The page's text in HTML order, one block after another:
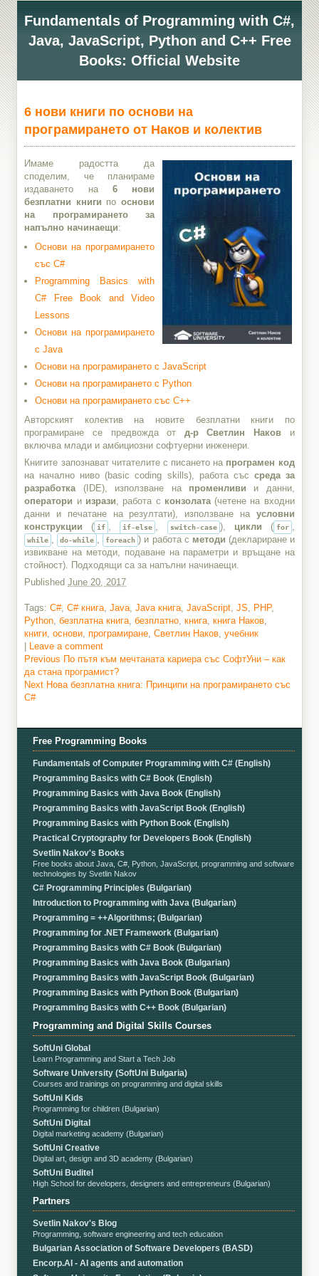
Fundamentals of Programming with C#,
Java, JavaScript, Python and C++ Free
Books: Official Website
6 нови книги по основи на
програмирането от Наков и колектив
Имаме радостта да
споделим, че планираме
издаването на 6 нови
безплатни книги пооснови
на програмирането за
напълно начинаещи:
Основи на програмирането
със C#
Programming Basics with
C# Free Book and Video
Lessons
Основи на програмирането
с Java
Основи на програмирането с JavaScript
Основи на програмирането с Python
Основи на програмирането със C++
Авторският колектив на новите безплатни книги по
програмиране се предвожда от д-р Светлин Наков и
включва млади и амбициозни софтуерни инженери.
Книгите запознават читателите с писането на програмен код
на начално ниво (basic coding skills), работа със среда за
разработка (IDE), използване на променливи и данни,
оператори и изрази , работа с конзолата(четене на входни
данни и печатане на резултати), използване на условни
конструкции ( if if-else switch-case ), цикли ( for
while do-while foreach ) и работа с методи (деклариране и
извикване на методи, подаване на параметри и връщане на
стойност). Подходящи са за напълни начинаещи.
PublishedJune 20, 2017
Tags:C#,C# книга ,Java ,Java книга ,JavaScript ,JS PHP,
Python ,безплатна книга ,безплатно ,книга ,книга Наков
книги ,основи ,програмиране ,Светлин Наков ,учебник
| Leave a comment
Post
navigation
Previous Previous
post:
По пътя към мечтаната кариера със СофтУни – как
да стана програмист?
Next Next
Нова безплатна книга: Принципи на програмирането със
C#
Free Programming Books
Fundamentals of Computer Programming with C# (English)
Programming Basics with C# Book (English)
Programming Basics with Java Book (English)
Programming Basics with JavaScript Book (English)
Programming Basics with Python Book (English)
Practical Cryptography for Developers Book (English)
Svetlin Nakov's Books
Free books about Java, C#, Python, JavaScript, programming and software
technologies by Svetlin Nakov
C# Programming Principles (Bulgarian)
Introduction to Programming with Java (Bulgarian)
Programming = ++Algorithms; (Bulgarian)
Programming for .NET Framework (Bulgarian)
Programming Basics with C# Book (Bulgarian)
Programming Basics with Java Book (Bulgarian)
Programming Basics with JavaScript Book (Bulgarian)
Programming Basics with Python Book (Bulgarian)
Programming Basics with C++ Book (Bulgarian)
Programming and Digital Skills Courses
SoftUni Global
Learn Programming and Start a Tech Job
Software University (SoftUni Bulgaria)
Courses and trainings on programming and digital skills
SoftUni Kids
Programming for children (Bulgarian)
SoftUni Digital
Digital marketing academy (Bulgarian)
SoftUni Creative
Digital art, design and 3D academy (Bulgarian)
SoftUni Buditel
High School for developers, designers and entrepreneurs (Bulgarian)
Partners
Svetlin Nakov's Blog
Programming, software engineering and tech education
Bulgarian Association of Software Developers (BASD)
Encorp.AI - AI agents and automation